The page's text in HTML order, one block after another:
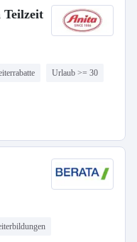
Teilzeit
Urlaub >= 30